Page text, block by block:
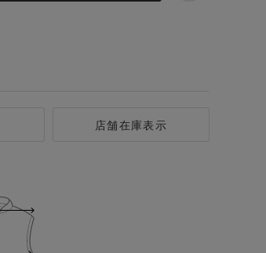
店舗在庫表示